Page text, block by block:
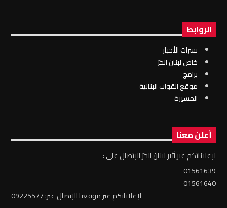
الروابط
نشرات الأخبار
خاص لبنان الحرّ
برامج
موقع القوات البنانية
المسيرة
أعلن معنا
لإعلاناتكم عبر أثير لبنان الحرّ الإتصال على :
01561639
01561640
لإعلاناتكم عبر موقعنا الإتصال عبر: 09225577